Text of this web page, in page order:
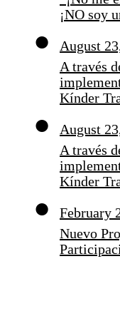
¡NO soy
August
A través
Kínder
August
A través
Kínder
February
Nuevo